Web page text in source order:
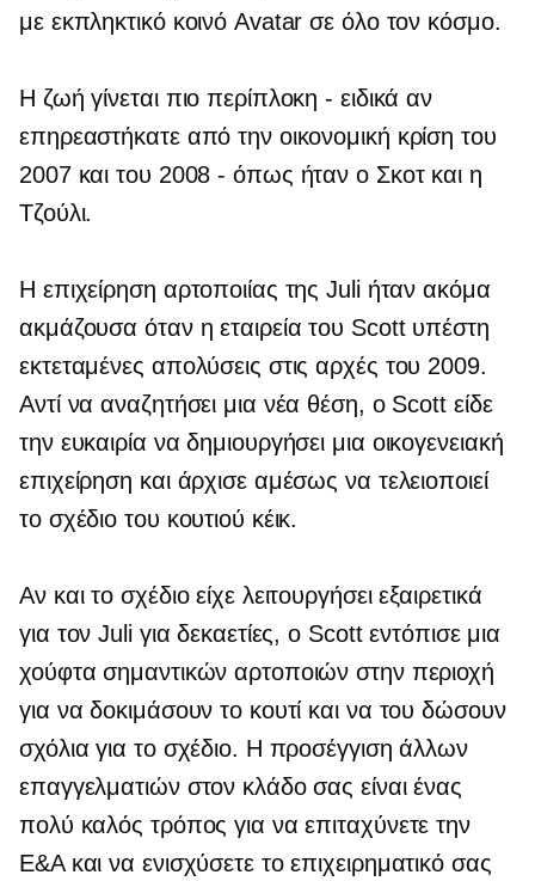
με εκπληκτικό κοινό Avatar σε όλο τον κόσμο.
Η ζωή γίνεται πιο περίπλοκη - ειδικά αν
επηρεαστήκατε από την οικονομική κρίση του
2007 και του 2008- όπως ήταν ο Σκοτ ​​και η
Τζούλι.
Η επιχείρηση αρτοποιίας της Juli ήταν ακόμα
ακμάζουσα όταν η εταιρεία του Scott υπέστη
εκτεταμένες απολύσεις στις αρχές του 2009.
Αντί να αναζητήσει μια νέα θέση, ο Scott είδε
την ευκαιρία να δημιουργήσει μια οικογενειακή
επιχείρηση και άρχισε αμέσως να τελειοποιεί
το σχέδιο του κουτιού κέικ.
Αν και το σχέδιο είχε λειτουργήσει εξαιρετικά
για τον Juli για δεκαετίες, ο Scott εντόπισε μια
χούφτα σημαντικών αρτοποιών στην περιοχή
για να δοκιμάσουν το κουτί και να του δώσουν
σχόλια για το σχέδιο. Η προσέγγιση άλλων
επαγγελματιών στον κλάδο σας είναι ένας
πολύ καλός τρόπος για να επιταχύνετε την
Ε&Α και να ενισχύσετε το επιχειρηματικό σας